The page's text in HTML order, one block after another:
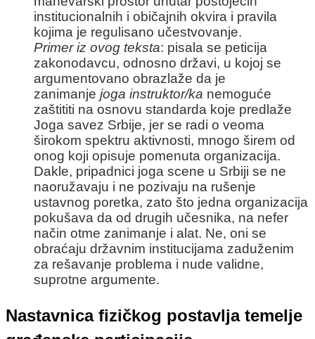
institucionalnih i običajnih okvira i pravila
kojima je regulisano učestvovanje.
Primer iz ovog teksta: pisala se peticija
zakonodavcu, odnosno državi, u kojoj se
argumentovano obrazlaže da je
zanimanje joga instruktor/ka nemoguće
zaštititi na osnovu standarda koje predlaže
Joga savez Srbije, jer se radi o veoma
širokom spektru aktivnosti, mnogo širem od
onog koji opisuje pomenuta organizacija.
Dakle, pripadnici joga scene u Srbiji se ne
naoružavaju i ne pozivaju na rušenje
ustavnog poretka, zato što jedna organizacija
pokušava da od drugih učesnika, na nefer
način otme zanimanje i alat. Ne, oni se
obraćaju državnim institucijama zaduženim
za rešavanje problema i nude validne,
suprotne argumente.
Nastavnica fizičkog postavlja temelje